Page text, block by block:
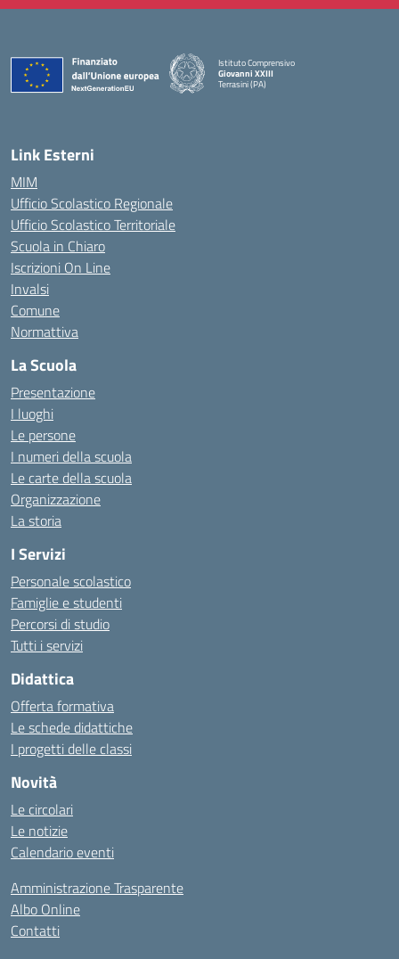
Istituto Comprensivo
Giovanni XXIII
Terrasini (PA)
Link Esterni
MIM
Ufficio Scolastico Regionale
Ufficio Scolastico Territoriale
Scuola in Chiaro
Iscrizioni On Line
Invalsi
Comune
Normattiva
La Scuola
Presentazione
I luoghi
Le persone
I numeri della scuola
Le carte della scuola
Organizzazione
La storia
I Servizi
Personale scolastico
Famiglie e studenti
Percorsi di studio
Tutti i servizi
Didattica
Offerta formativa
Le schede didattiche
I progetti delle classi
Novità
Le circolari
Le notizie
Calendario eventi
Amministrazione Trasparente
Albo Online
Contatti